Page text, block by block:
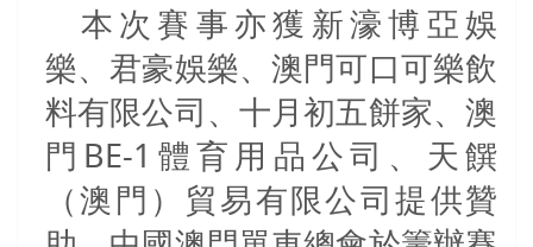
本次賽事亦獲新濠博亞娛
樂、君豪娛樂、澳門可口可樂飲
料有限公司、十月初五餅家、澳
門 BE-1 體育用品公司、天饌
（澳門）貿易有限公司提供贊